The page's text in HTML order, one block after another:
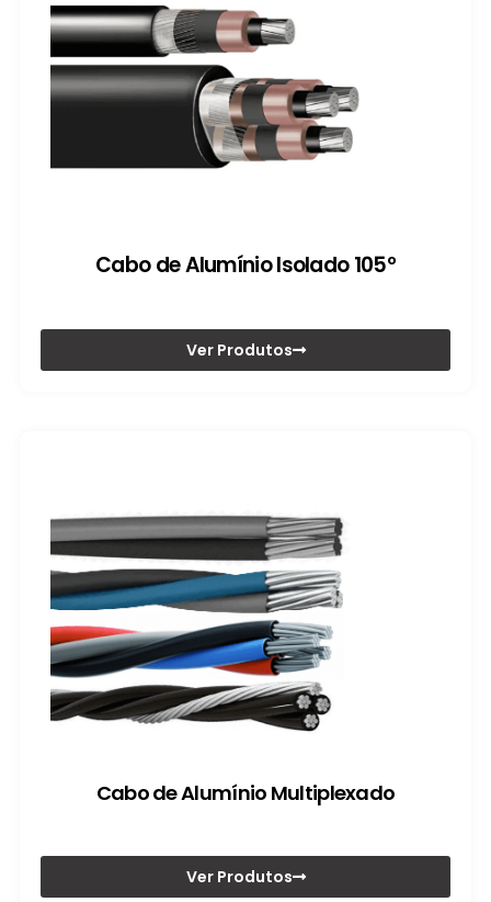
Cabo de Alumínio Isolado 105º
Ver Produtos
Cabo de Alumínio Multiplexado
Ver Produtos